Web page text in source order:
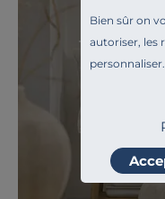
Bien sûr on
autoriser, les
personnaliser.
Toute
Ile de